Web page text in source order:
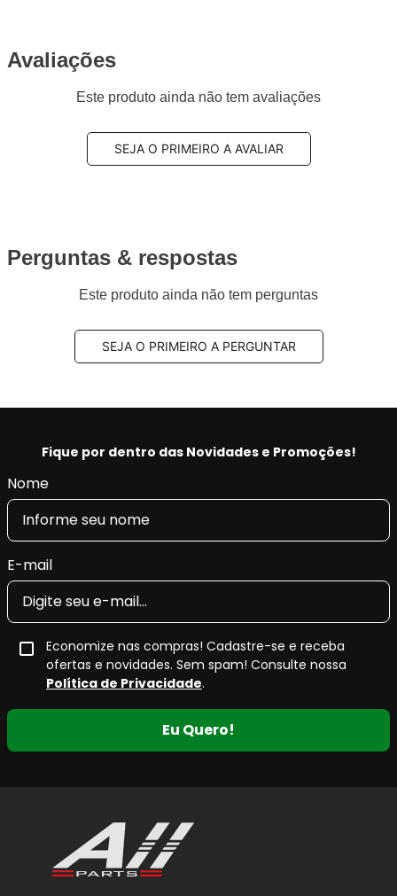
Avaliações
Este produto ainda não tem avaliações
SEJA O PRIMEIRO A AVALIAR
Perguntas & respostas
Este produto ainda não tem perguntas
SEJA O PRIMEIRO A PERGUNTAR
Fique por dentro das Novidades e Promoções!
Nome
E-mail
Economize nas compras! Cadastre-se e receba
ofertas e novidades. Sem spam! Consulte nossa
Política de Privacidade.
Eu Quero!